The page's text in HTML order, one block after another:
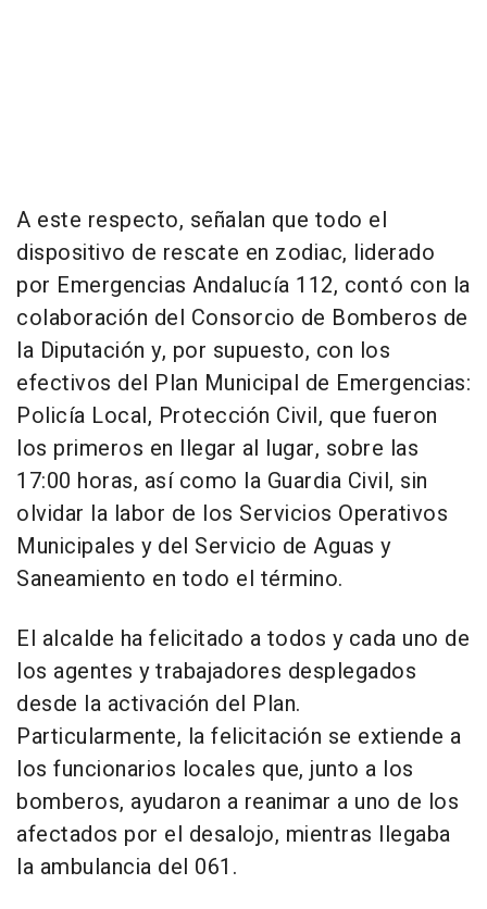
A este respecto, señalan que todo el
dispositivo de rescate en zodiac, liderado
por Emergencias Andalucía 112, contó con la
colaboración del Consorcio de Bomberos de
la Diputación y, por supuesto, con los
efectivos del Plan Municipal de Emergencias:
Policía Local, Protección Civil, que fueron
los primeros en llegar al lugar, sobre las
17:00 horas, así como la Guardia Civil, sin
olvidar la labor de los Servicios Operativos
Municipales y del Servicio de Aguas y
Saneamiento en todo el término.
El alcalde ha felicitado a todos y cada uno de
los agentes y trabajadores desplegados
desde la activación del Plan.
Particularmente, la felicitación se extiende a
los funcionarios locales que, junto a los
bomberos, ayudaron a reanimar a uno de los
afectados por el desalojo, mientras llegaba
la ambulancia del 061.